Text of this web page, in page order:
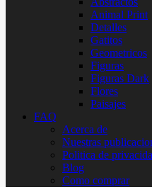
Animal Print
Detalles
Gatitos
Geometricos
Figuras
Figuras Dark
Flores
Paisajes
FAQ
Acerca de
Nuestras
Politica de
Blog
Como comprar